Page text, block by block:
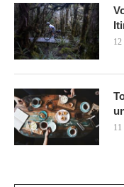
12
11